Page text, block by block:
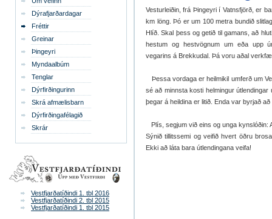
Dýrafjarðardagar
Fréttir
Greinar
Þingeyri
Myndaalbúm
Tenglar
Dýrfirðingurinn
Skrá afmælisbarn
Dýrfirðingafélagið
Skrár
Vestfjarðatíðindi 1. tbl 2016
Vestfjarðatíðindi 2. tbl 2015
Vestfjarðatíðindi 1. tbl 2015
Vesturleiðin, frá Þingeyri í Vatnsfjörð, er
km löng. Þó er um 100 metra bundið
Hlíð. Skal þess og getið til gamans, að
hestum og hestvögnum um eða upp
vegarins á Brekkudal. Þá voru aðal
Þessa vordaga er heilmikil umferð um
sé að minnsta kosti helmingur
þegar á heildina er litið. Enda var byrjað
Plís, segjum við eins og unga kynslóðin:
Sýnið tillitssemi og veifið hvert öðru
Ekki að láta bara útlendingana veifa!